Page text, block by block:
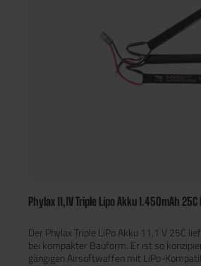
Phylax 11,1V Triple Lipo Akku 1.450mAh
Der Phylax Triple LiPo Akku 11,1 V 25C
bei kompakter Bauform. Er ist so
gängigen Airsoftwaffen mit LiPo-